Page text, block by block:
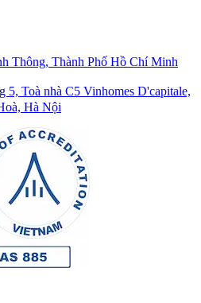
Thông, Thành Phố Hồ Chí Minh
5, Toà nhà C5 Vinhomes D'capitale,
Hà Nội